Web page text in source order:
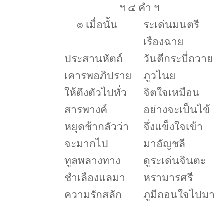
ฯ ๔ คำ ฯ
๏ เมื่อนั้น
ระเด่นมนตรี
เรืองฉาย
ประสานหัตถ์
เคารพอภิปราย
วันตีกระบี่ถวาย
ภูวไนย
ให้ตึงตัวไปทั่ว
สารพางค์
จิตใจเหมือน
อย่างจะเป็นไข้
หยุดช้ากลัวว่า
จะมากไป
จึ่งแข็งใจเข้า
มาอัญชลี
ทูลพลางทาง
ชำเลืองแลมา
ดูระเด่นจินตะ
หรามารศรี
ความรักสลัก
ภูมีถอนใจไปมา